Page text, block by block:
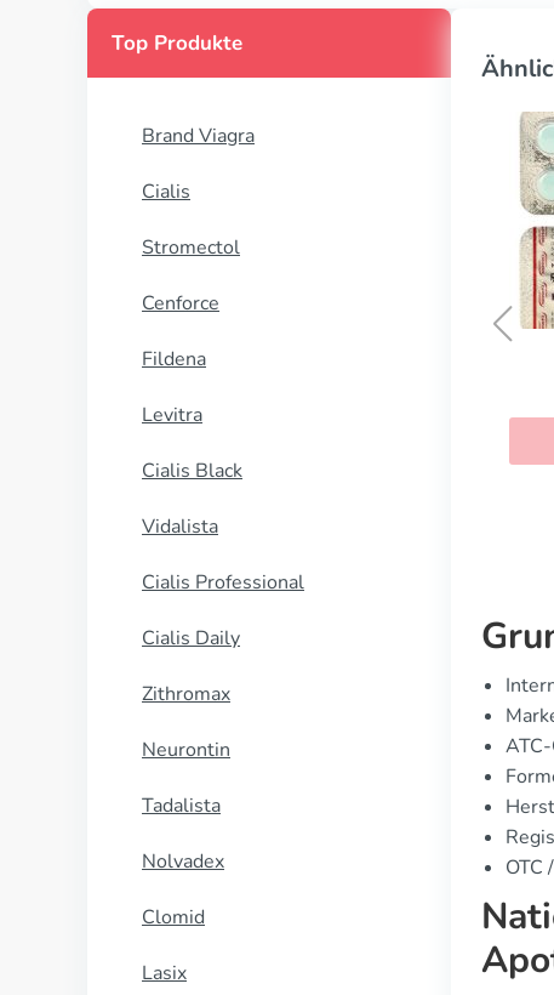
Top Produkte
Brand Viagra
Cialis
Stromectol
Cenforce
Fildena
Levitra
Cialis Black
Vidalista
Cialis Professional
Cialis Daily
Zithromax
Neurontin
Tadalista
Nolvadex
Clomid
Lasix
OTC